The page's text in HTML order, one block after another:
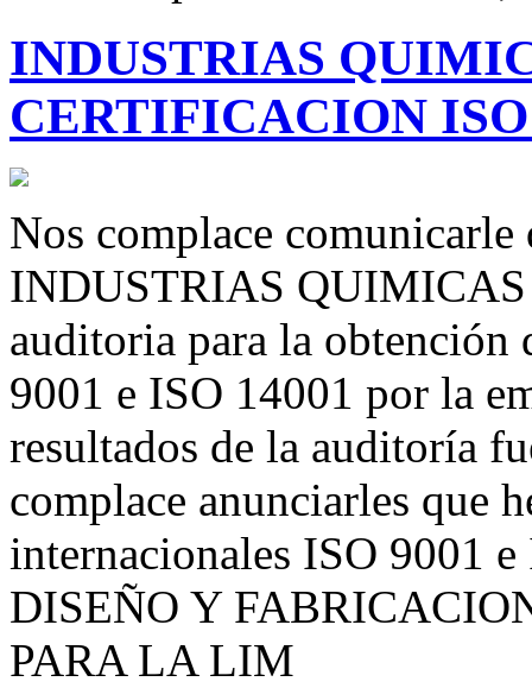
INDUSTRIAS
CERTIFICACION ISO
Nos complace comunicarle
INDUSTRIAS QUIMICAS
auditoria para la
9001 e ISO 14001 por la
resultados de la auditoría
complace anunciarles que
internacionales ISO 9001
DISEÑO Y
PARA LA LIM